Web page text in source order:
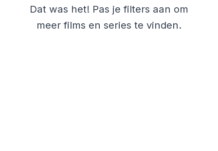
Dat was het! Pas je filters aan om
meer films en series te vinden.